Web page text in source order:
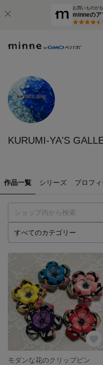
お買いものが
minneのア
KURUMI-YA'S
作品一覧 シリーズ プロフ
モダンな花のクリップピン